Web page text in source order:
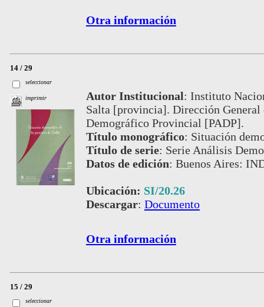
Otra información
14 / 29
seleccionar
imprimir Autor Institucional: Instituto
Salta [provincia]. Dirección
Demográfico Provincial [PADP].
Título monográfico: Situación
Título de serie: Serie Análisis
Datos de edición: Buenos Aires:
Ubicación: SI/20.26
Descargar: Documento
Otra información
15 / 29
seleccionar